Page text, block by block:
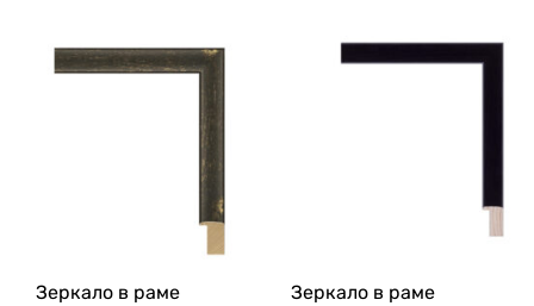
Зеркало в раме
Зеркало в раме